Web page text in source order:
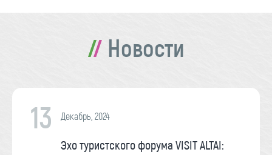
Новости
13 Декабрь, 2024
Эхо туристского форума VISIT ALTAI: